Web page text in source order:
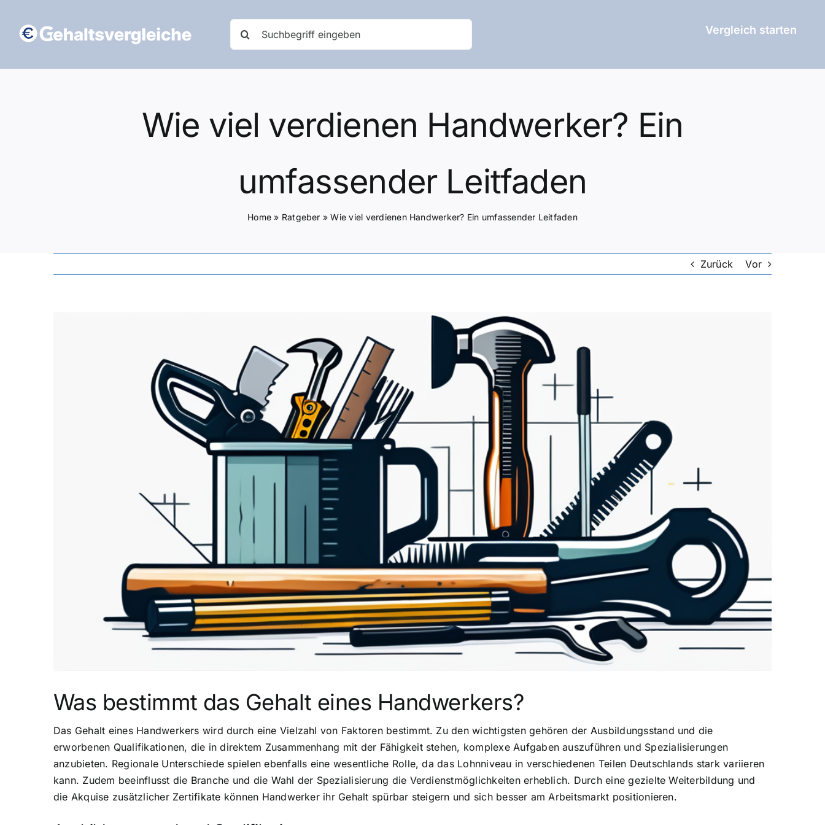
Inhalt
springen
nach:
Vergleich starten
Wie viel verdienen Handwerker? Ein
umfassender Leitfaden
Home » Ratgeber »Wie viel verdienen Handwerker? Ein umfassender Leitfaden
Zurück Vor
Was bestimmt das Gehalt eines Handwerkers?
Das Gehalt eines Handwerkers wird durch eine Vielzahl von Faktoren bestimmt. Zu den wichtigsten gehören der Ausbildungsstand und die
erworbenen Qualifikationen, die in direktem Zusammenhang mit der Fähigkeit stehen, komplexe Aufgaben auszuführen und Spezialisierungen
anzubieten. Regionale Unterschiede spielen ebenfalls eine wesentliche Rolle, da das Lohnniveau in verschiedenen Teilen Deutschlands stark variieren
kann. Zudem beeinflusst die Branche und die Wahl der Spezialisierung die Verdienstmöglichkeiten erheblich. Durch eine gezielte Weiterbildung und
die Akquise zusätzlicher Zertifikate können Handwerker ihr Gehalt spürbar steigern und sich besser am Arbeitsmarkt positionieren.